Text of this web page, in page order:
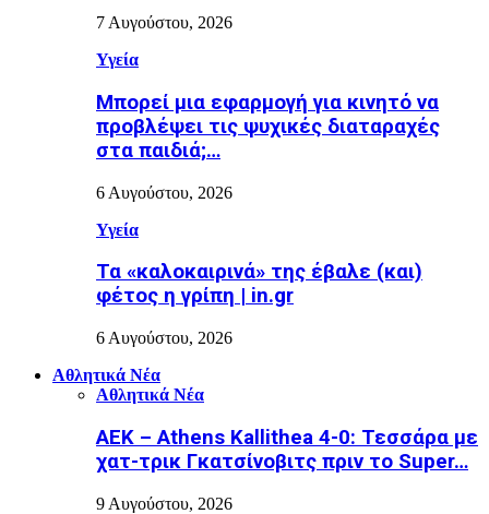
7 Αυγούστου, 2026
Υγεία
Μπορεί μια εφαρμογή για κινητό να
προβλέψει τις ψυχικές διαταραχές
στα παιδιά;…
6 Αυγούστου, 2026
Υγεία
Τα «καλοκαιρινά» της έβαλε (και)
φέτος η γρίπη | in.gr
6 Αυγούστου, 2026
Αθλητικά Νέα
Αθλητικά Νέα
ΑΕΚ – Athens Kallithea 4-0: Τεσσάρα με
χατ-τρικ Γκατσίνοβιτς πριν το Super…
9 Αυγούστου, 2026